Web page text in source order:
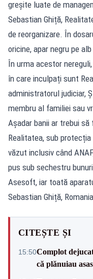
greșite luate de
Sebastian Ghiță,
de reorganizare. În
oricine, apar negru pe
În urma acestor
în care inculpați sunt
administratorul judiciar,
membru al familiei sau
Așadar banii ar trebui
Realitatea, sub
văzut inclusiv când
pus sub sechestru
Asesoft, iar toată
Sebastian Ghiță,
CITEȘTE ȘI
15:50Complot
că plănuiau